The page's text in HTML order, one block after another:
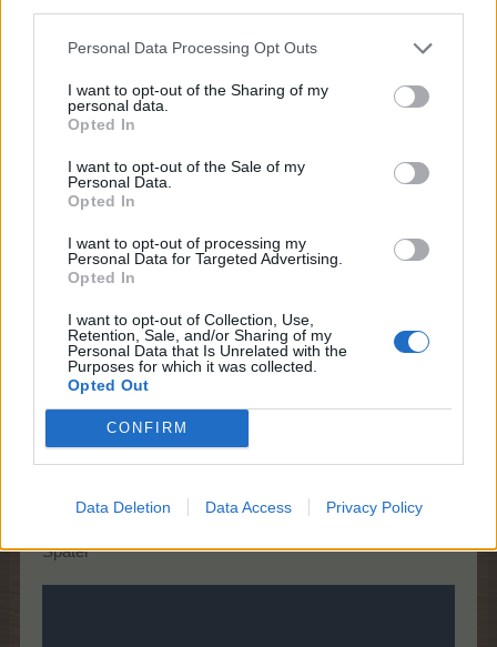
Personal Data Processing Opt Outs
I want to opt-out of the Sharing of my
personal data.
Opted In
I want to opt-out of the Sale of my
Personal Data.
Opted In
I want to opt-out of processing my
Personal Data for Targeted Advertising.
Opted In
I want to opt-out of Collection, Use,
Retention, Sale, and/or Sharing of my
Personal Data that Is Unrelated with the
Purposes for which it was collected.
Opted Out
CONFIRM
Data Deletion Data Access Privacy Policy
21 April 2019
Schlummerpieps68,lissy_kind
CharlyJoe
Später